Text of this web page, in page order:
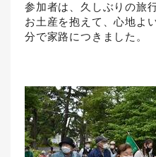
参加者は、久しぶりの旅
お土産を抱えて、心地よ
分で家路につきました。